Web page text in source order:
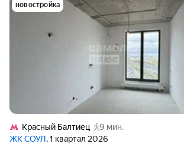
новостройка
Красный Балтиец
9 мин.
ЖК СОУЛ, 1 квартал 2026